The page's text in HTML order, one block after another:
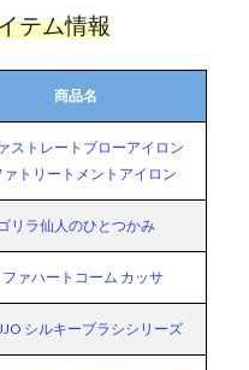
テム情報
商品名
ストレートブローアイロン
ァトリートメントアイロン
リラ仙人のひとつかみ
ファハートコーム カッサ
シルキーブラシシリーズ